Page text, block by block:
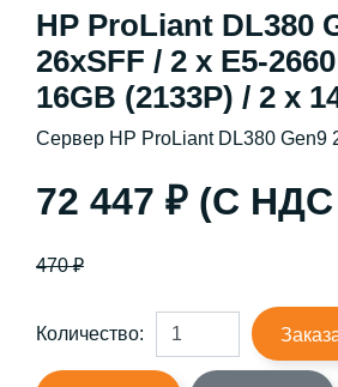
HP ProLiant DL380
26xSFF / 2 x E5-
16GB (2133P) / 2 x
Сервер HP ProLiant DL380 Gen9
72 447 ₽ (С НДС
470 ₽
Количество: